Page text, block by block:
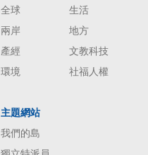
全球
生活
兩岸
地方
產經
文教科技
環境
社福人權
主題網站
我們的島